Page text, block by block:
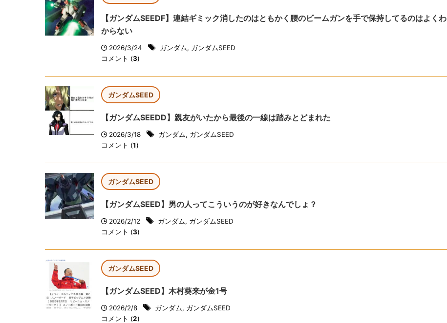
【ガンダムSEEDF】連結ギミック消したのはともかく腰のビームガンを手で保持してるのはよくわ
からない
2026/3/24 ガンダム, ガンダムSEED
コメント (3)
ガンダムSEED
【ガンダムSEEDD】親友がいたから最後の一線は踏みとどまれた
2026/3/18 ガンダム, ガンダムSEED
コメント (1)
ガンダムSEED
【ガンダムSEED】男の人ってこういうのが好きなんでしょ？
2026/2/12 ガンダム, ガンダムSEED
コメント (3)
ガンダムSEED
【ガンダムSEED】木村葵来が金1号
2026/2/8 ガンダム, ガンダムSEED
コメント (2)